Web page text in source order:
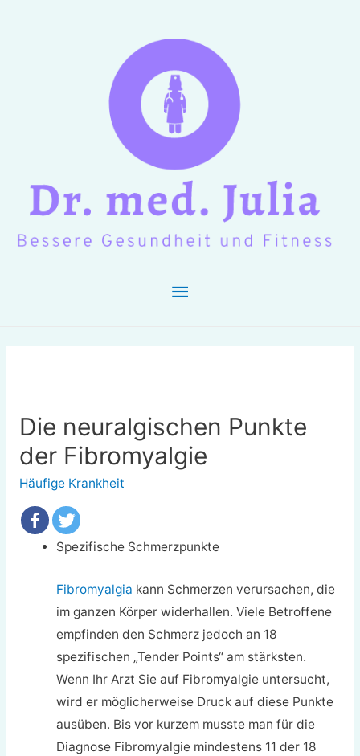
Hauptmenü
Die neuralgischen Punkte
der Fibromyalgie
Häufige Krankheit
Spezifische Schmerzpunkte
Fibromyalgia kann Schmerzen verursachen, die
im ganzen Körper widerhallen. Viele Betroffene
empfinden den Schmerz jedoch an 18
spezifischen „Tender Points“ am stärksten.
Wenn Ihr Arzt Sie auf Fibromyalgie untersucht,
wird er möglicherweise Druck auf diese Punkte
ausüben. Bis vor kurzem musste man für die
Diagnose Fibromyalgie mindestens 11 der 18